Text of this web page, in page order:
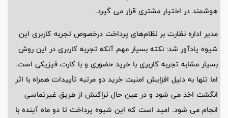
هوشمند در اختیار مشتری قرار می گیرد.
مدیر اداره نظارت بر نظام‌های پرداخت درخصوص تجربه کاربری این
شیوه یادآور شد: نکته بسیار مهم آنکه تجربه کاربری در این روش
بسیار مشابه تجربه کاربری با خرید حضوری و با کارت فیزیکی است.
اما تنها به دلیل افزایش امنیت خرید دو مرتبه تأییدات همراه با اثر
انگشت اخذ می شود و در عین حال تراکنش از طریق غیرتماسی
انجام می شود. امید است که این شیوه پرداخت تا دو ماه آینده با